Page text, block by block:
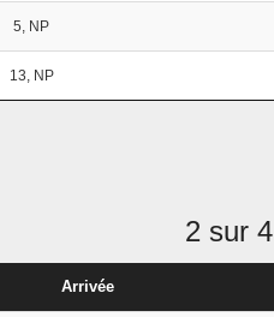
5, NP
13, NP
2 sur 4
Arrivée